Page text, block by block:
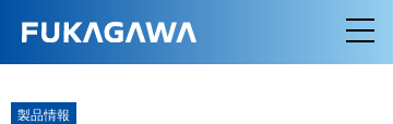
製品情報